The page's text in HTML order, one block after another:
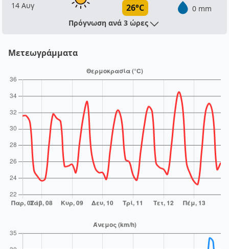
14 Αυγ
26°C
0 mm
Πρόγνωση ανά 3 ώρες
Μετεωγράμματα